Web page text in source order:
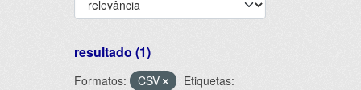
resultado (1)
Formatos: CSV
Etiquetas: